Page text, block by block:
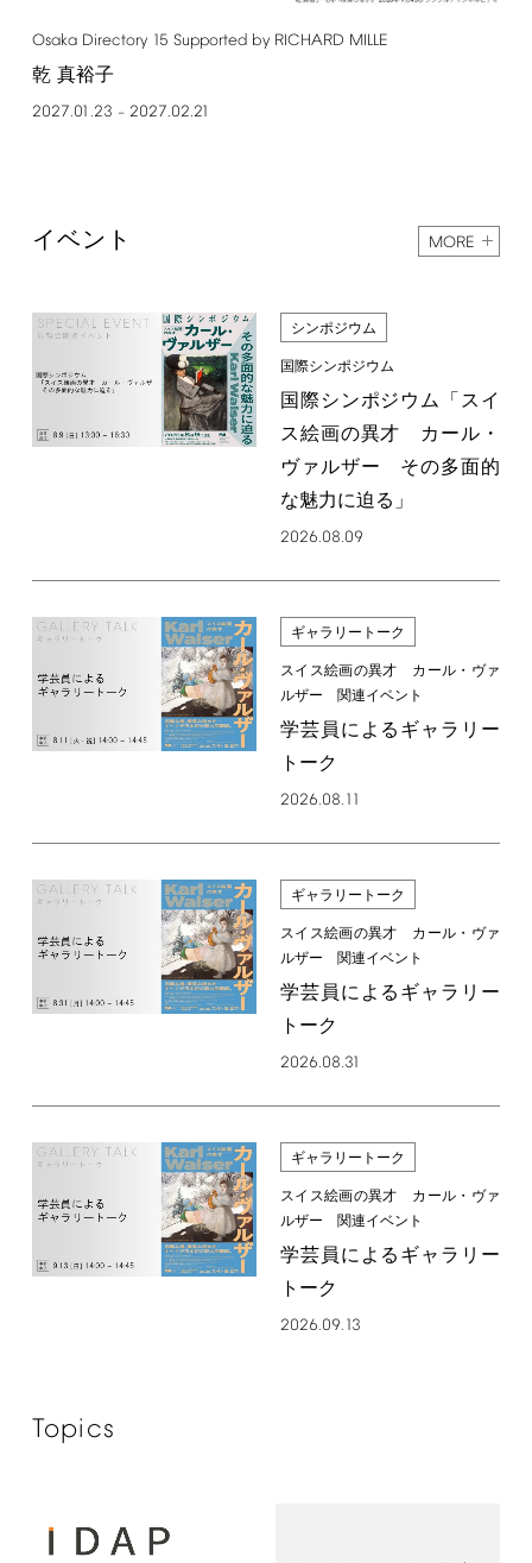
Osaka Directory 15 Supported by RICHARD MILLE
乾 真裕子
2027.01.23 – 2027.02.21
イベント MORE
シンポジウム
国際シンポジウム
国際シンポジウム「スイ
ス絵画の異才 カール・
ヴァルザー その多面的
な魅力に迫る」
2026.08.09
ギャラリートーク
スイス絵画の異才 カール・ヴァ
ルザー 関連イベント
学芸員によるギャラリー
トーク
2026.08.11
ギャラリートーク
スイス絵画の異才 カール・ヴァ
ルザー 関連イベント
学芸員によるギャラリー
トーク
2026.08.31
ギャラリートーク
スイス絵画の異才 カール・ヴァ
ルザー 関連イベント
学芸員によるギャラリー
トーク
2026.09.13
Topics